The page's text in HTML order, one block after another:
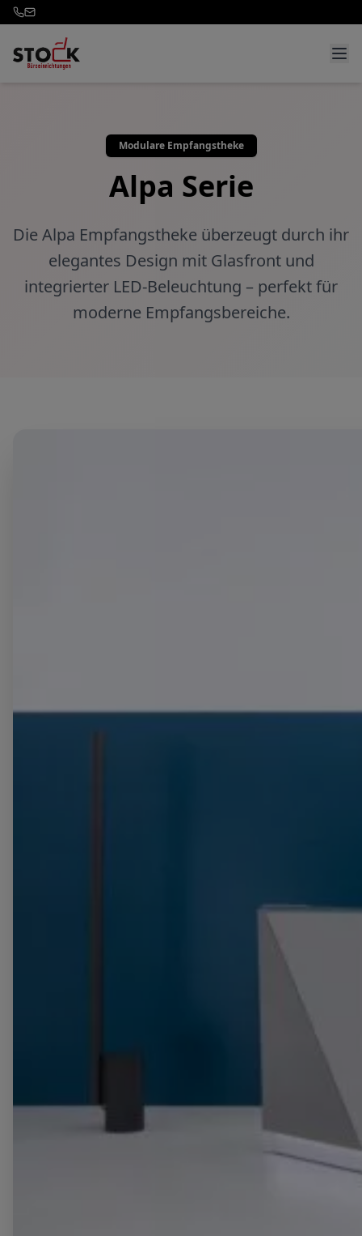
Modulare Empfangstheke
Alpa Serie
Die Alpa Empfangstheke überzeugt durch ihr
elegantes Design mit Glasfront und
integrierter LED-Beleuchtung – perfekt für
moderne Empfangsbereiche.